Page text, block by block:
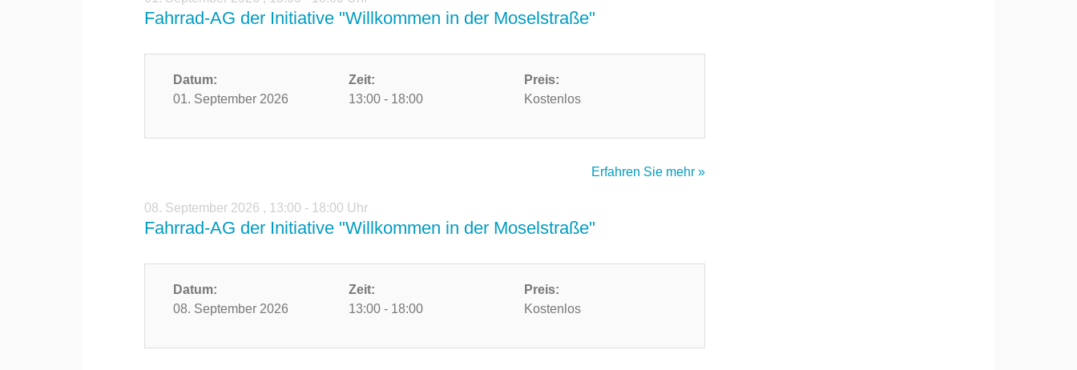
Fahrrad-AG der Initiative "Willkommen in der Moselstraße"
Datum:
01. September 2026
Zeit:
13:00 - 18:00
Preis:
Kostenlos
Erfahren Sie mehr »
08. September 2026 , 13:00 - 18:00 Uhr
Fahrrad-AG der Initiative "Willkommen in der Moselstraße"
Datum:
08. September 2026
Zeit:
13:00 - 18:00
Preis:
Kostenlos